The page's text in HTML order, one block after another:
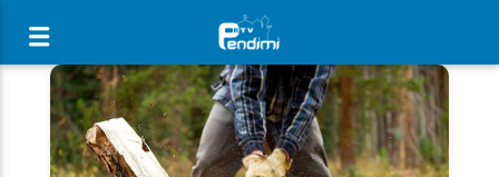
[There are no radio stations in the database]